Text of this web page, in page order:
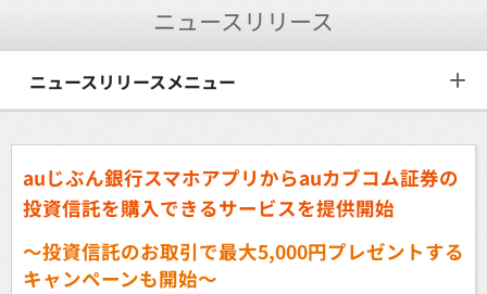
ニュースリリース
ニュースリリースメニュー
auじぶん銀行スマホアプリからauカブコム証券の
投資信託を購入できるサービスを提供開始
～投資信託のお取引で最大5,000円プレゼントする
キャンペーンも開始～